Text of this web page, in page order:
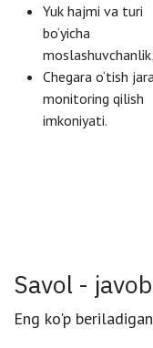
Yuk hajmi va turi
bo‘yicha
moslashuvchanlik;
Chegara o‘tish
monitoring qilish
imkoniyati.
Savol - javob
Eng ko'p